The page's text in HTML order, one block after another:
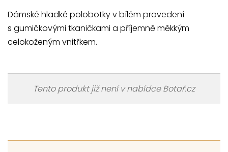
Dámské hladké polobotky v bílém provedení
s gumičkovými tkaničkami a příjemně měkkým
celokoženým vnitřkem.
Tento produkt již není v nabídce Botař.cz